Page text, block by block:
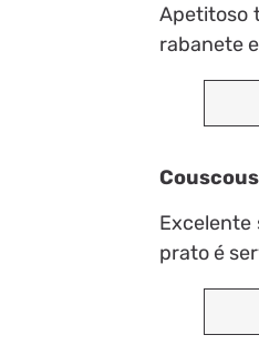
Apetitoso
rabanete
Excelente
prato é